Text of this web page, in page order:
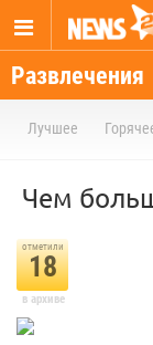
Развлечения
Лучшее
Чем
отметили
18
в архиве